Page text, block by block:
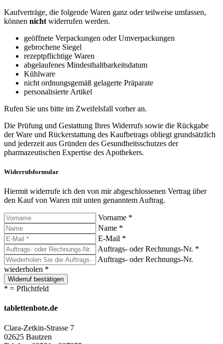
Kaufverträge, die folgende Waren ganz oder teilweise umfassen,
können nicht widerrufen werden.
geöffnete Verpackungen oder Umverpackungen
gebrochene Siegel
rezeptpflichtige Waren
abgelaufenes Mindesthaltbarkeitsdatum
Kühlware
nicht ordnungsgemäß gelagerte Präparate
personalisierte Artikel
Rufen Sie uns bitte im Zweifelsfall vorher an.
Die Prüfung und Gestattung Ihres Widerrufs sowie die Rückgabe
der Ware und Rückerstattung des Kaufbetrags obliegt grundsätzlich
und jederzeit aus Gründen des Gesundheitsschutzes der
pharmazeutischen Expertise des Apothekers.
Widerrufsformular
Hiermit widerrufe ich den von mir abgeschlossenen Vertrag über
den Kauf von Waren mit unten genanntem Auftrag.
Vorname *
Name *
E-Mail *
Auftrags- oder Rechnungs-Nr. *
Auftrags- oder Rechnungs-Nr.
wiederholen *
Widerruf bestätigen
* = Pflichtfeld
tablettenbote.de
Clara-Zetkin-Strasse 7
02625 Bautzen